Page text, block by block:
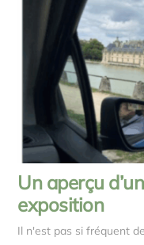
Un aperçu
exposition
Il n'est pas si fréquent